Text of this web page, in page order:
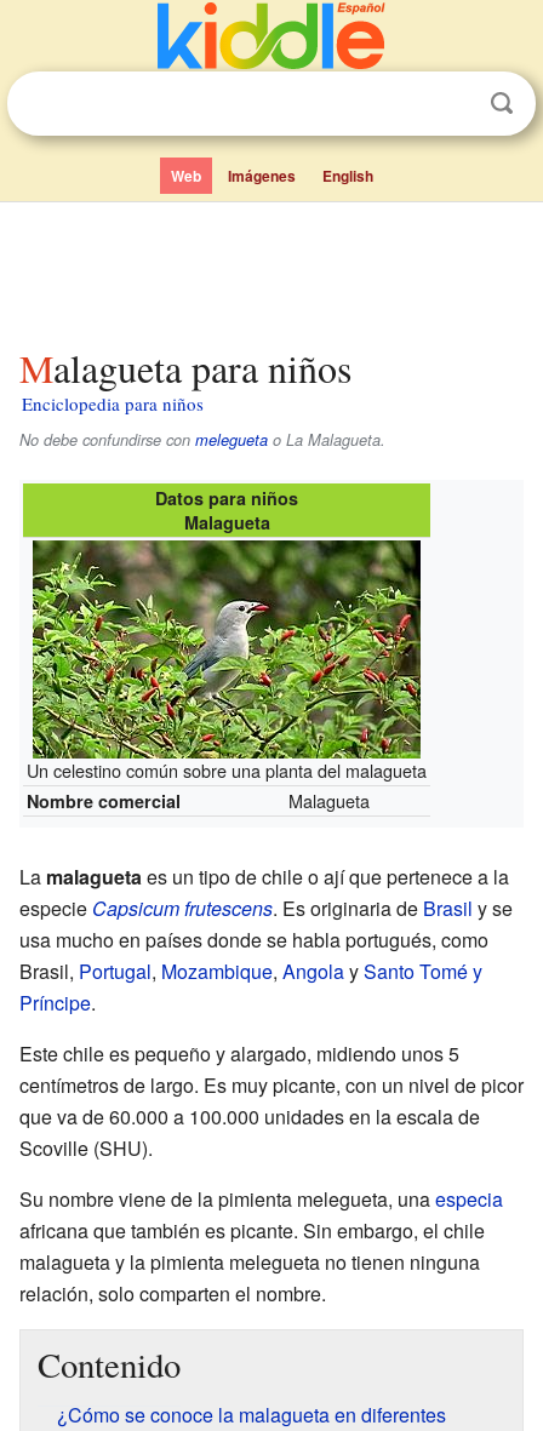
Web Imágenes English
Malagueta para niños
Enciclopedia para niños
No debe confundirse con melegueta o La Malagueta.
Datos para niños
Malagueta
Un celestino común sobre una planta del malagueta
Nombre comercial Malagueta
La malaguetaes un tipo de chile o ají que pertenece a la
especie Capsicum frutescens. Es originaria de Brasil y se
usa mucho en países donde se habla portugués, como
Brasil, Portugal, Mozambique, AngolaySanto Tomé y
Príncipe.
Este chile es pequeño y alargado, midiendo unos 5
centímetros de largo. Es muy picante, con un nivel de picor
que va de 60.000 a 100.000 unidades en la escala de
Scoville (SHU).
Su nombre viene de la pimienta melegueta, unaespecia
africana que también es picante. Sin embargo, el chile
malagueta y la pimienta melegueta no tienen ninguna
relación, solo comparten el nombre.
Contenido
¿Cómo se conoce la malagueta en diferentes